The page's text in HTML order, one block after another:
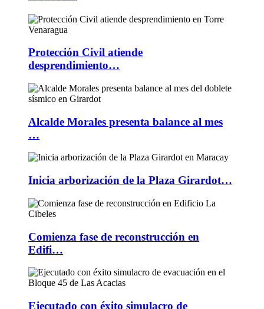
Protección Civil atiende
desprendimiento…
Alcalde Morales presenta balance al mes
…
Inicia arborización de la Plaza Girardot…
Comienza fase de reconstrucción en
Edifi…
Ejecutado con éxito simulacro de